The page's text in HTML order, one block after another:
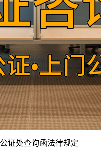
公证处查询函法律规定